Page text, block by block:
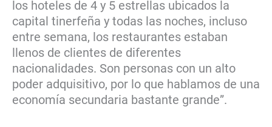
los hoteles de 4 y 5 estrellas ubicados la
capital tinerfeña y todas las noches, incluso
entre semana, los restaurantes estaban
llenos de clientes de diferentes
nacionalidades. Son personas con un alto
poder adquisitivo, por lo que hablamos de una
economía secundaria bastante grande”.